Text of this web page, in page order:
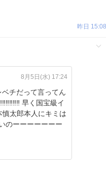
昨日 15:08
8月5日(水) 17:24
チだって言ってん
早く国宝級イ
太郎本人にキミは
のーーーーーーー